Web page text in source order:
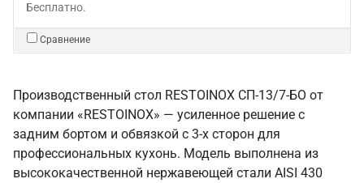
Бесплатно.
Сравнение
Производственный стол RESTOINOX СП-13/7-БО от
компании «RESTOINOX» — усиленное решение с
задним бортом и обвязкой с 3-х сторон для
профессиональных кухонь. Модель выполнена из
высококачественной нержавеющей стали AISI 430